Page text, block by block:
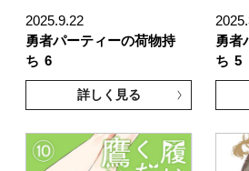
2025.9.22
勇者パーティーの荷物持
ち 6
詳しく見る
勇者
ち 5